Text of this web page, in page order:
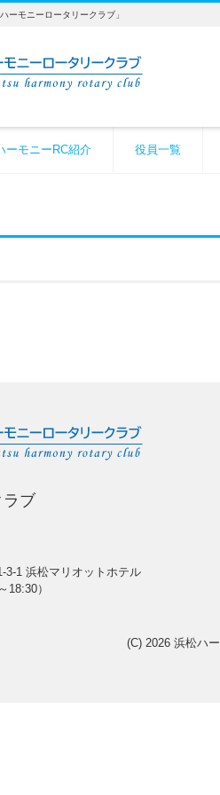
ーモニーロータリークラブ」
ーモニーRC紹介 役員一覧
ブ
3-1 浜松マリオットホテル
18:30）
(C) 2026 浜松ハ